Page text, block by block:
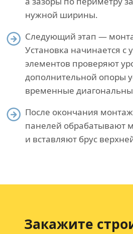
нужной ширины.
Следующий этап —
Установка начинается с
элементов проверяют
дополнительной опоры
временные
После окончания
панелей обрабатывают
и вставляют брус
Закажите